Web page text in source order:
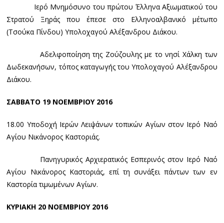
Ιερό Μνημόσυνο του πρώτου Έλληνα Αξιωματικού του
Στρατού Ξηράς που έπεσε στο Ελληνοαλβανικό μέτωπο
(Τσούκα Πίνδου) Υπολοχαγού Αλέξανδρου Διάκου.
Αδελφοποίηση της Ζούζουλης με το νησί Χάλκη των
Δωδεκανήσων, τόπος καταγωγής του Υπολοχαγού Αλέξανδρου
Διάκου.
ΣΑΒΒΑΤΟ 19 ΝΟΕΜΒΡΙΟΥ 2016
18.00 Υποδοχή Ιερών Λειψάνων τοπικών Αγίων στον Ιερό Ναό
Αγίου Νικάνορος Καστοριάς.
Πανηγυρικός Αρχιερατικός Εσπερινός στον Ιερό Ναό
Αγίου Νικάνορος Καστοριάς, επί τη συνάξει πάντων των εν
Καστορία τιμωμένων Αγίων.
ΚΥΡΙΑΚΗ 20 ΝΟΕΜΒΡΙΟΥ 2016